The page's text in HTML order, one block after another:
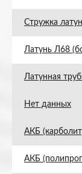
Стружка
Латунь Л68
Латунная
Нет данных
АКБ
АКБ